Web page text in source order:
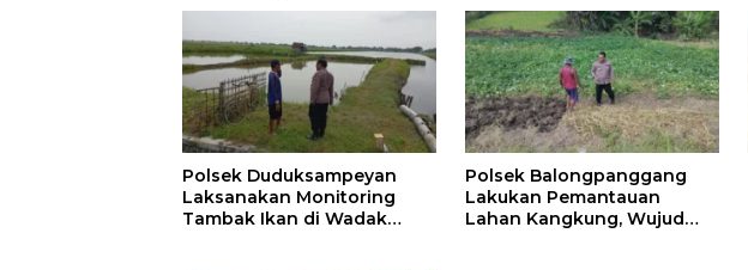
Polsek Duduksampeyan
Laksanakan Monitoring
Tambak Ikan di Wadak
Polsek Balongpanggang
Lakukan Pemantauan
Lahan Kangkung, Wujud